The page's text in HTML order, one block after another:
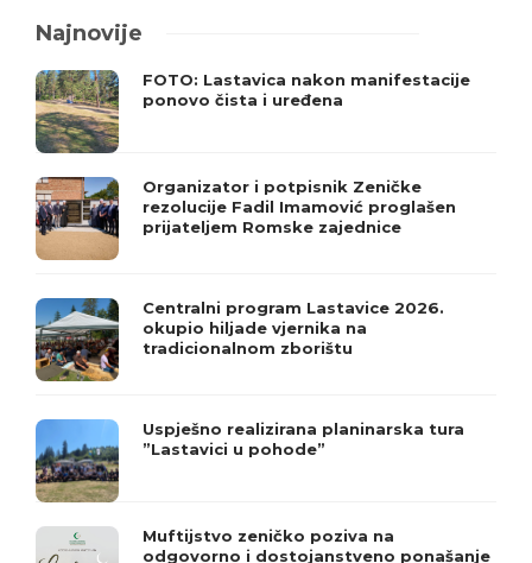
Najnovije
FOTO: Lastavica nakon manifestacije
ponovo čista i uređena
Organizator i potpisnik Zeničke
rezolucije Fadil Imamović proglašen
prijateljem Romske zajednice
Centralni program Lastavice 2026.
okupio hiljade vjernika na
tradicionalnom zborištu
Uspješno realizirana planinarska tura
”Lastavici u pohode”
Muftijstvo zeničko poziva na
odgovorno i dostojanstveno ponašanje